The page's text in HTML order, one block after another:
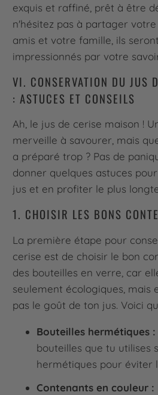
exquis et raffiné, prêt à être
n'hésitez pas à partager
amis et votre famille, ils
impressionnés par votre
VI. CONSERVATION DU JUS
: ASTUCES ET CONSEILS
Ah, le jus de cerise maison !
merveille à savourer, mais
a préparé trop ? Pas de
donner quelques astuces
jus et en profiter le plus
1. CHOISIR LES BONS
La première étape pour
cerise est de choisir le bon
des bouteilles en verre, car
seulement écologiques, mais
pas le goût de ton jus. Voici
Bouteilles hermétiques :
bouteilles que tu utilises
hermétiques pour éviter
Contenants en couleur :